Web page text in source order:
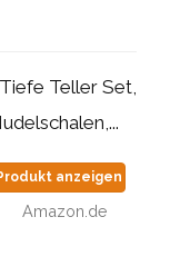
Teller Set,
anzeigen
Amazon.de